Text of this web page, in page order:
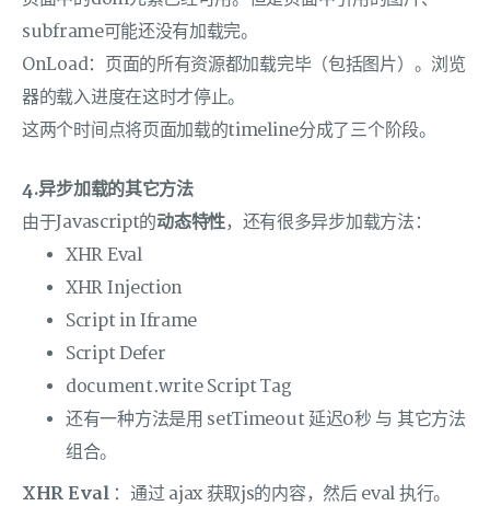
subframe可能还没有加载完。
OnLoad：页面的所有资源都加载完毕（包括图片）。浏览
器的载入进度在这时才停止。
这两个时间点将页面加载的timeline分成了三个阶段。
4.异步加载的其它方法
由于Javascript的动态特性，还有很多异步加载方法：
XHR Eval
XHR Injection
Script in Iframe
Script Defer
document.write Script Tag
还有一种方法是用 setTimeout 延迟0秒 与 其它方法
组合。
XHR Eval ：通过 ajax 获取js的内容，然后 eval 执行。